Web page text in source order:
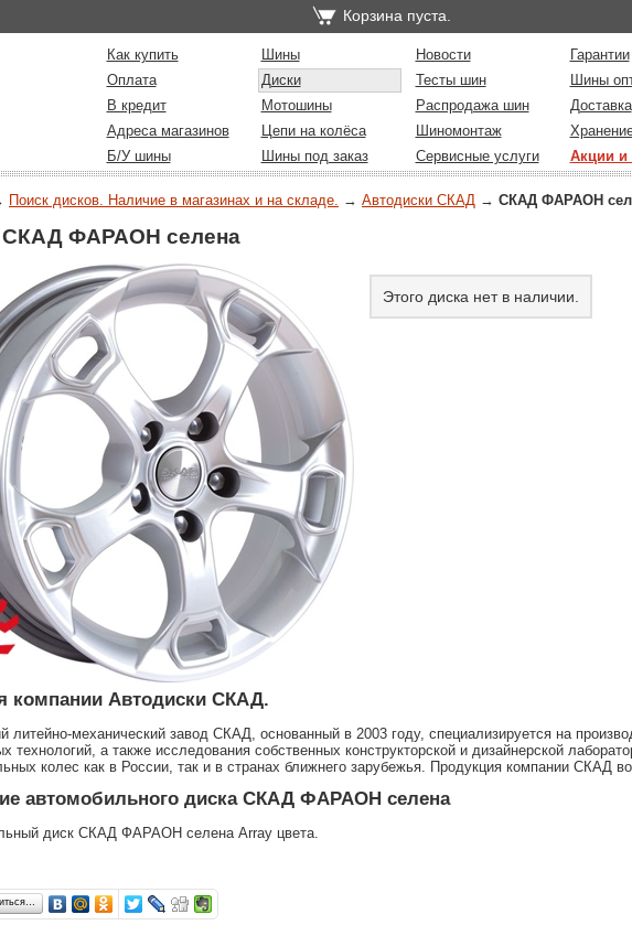
Корзина пуста.
Как купить Шины Новости
Гарантии
Оплата
Диски Тесты шин
Шины
В кредит
Мотошины Распродажа шин
Доставка
Адреса магазинов
Цепи на колёса Шиномонтаж
Б/У шины
Шины под заказ Сервисные услуги Акции и
Поиск дисков. Наличие в магазинах и на складе. → Автодиски СКАД → СКАД ФАРАОН
СКАД ФАРАОН селена
Этого диска нет в наличии.
компании Автодиски СКАД.
литейно-механический завод СКАД, основанный в 2003 году, специализируется на
технологий, а также исследования собственных конструкторской и дизайнерской
колес как в России, так и в странах ближнего зарубежья. Продукция компании СКАД
автомобильного диска СКАД ФАРАОН селена
диск СКАД ФАРАОН селена Array цвета.